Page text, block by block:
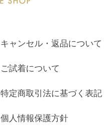
キャンセル・返品について
ご試着について
特定商取引法に基づく表記
個人情報保護方針